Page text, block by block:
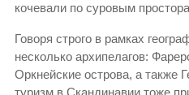
кочевали по суровым
Говоря строго в рамках
несколько архипелагов:
Оркнейские острова, а также